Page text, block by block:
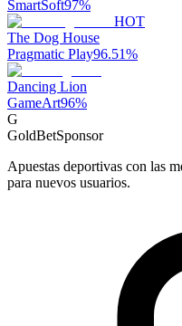
SmartSoft97%
HOT
The Dog House
Pragmatic Play96.51%
Dancing Lion
GameArt96%
G
GoldBetSponsor
Apuestas deportivas con las
para nuevos usuarios.